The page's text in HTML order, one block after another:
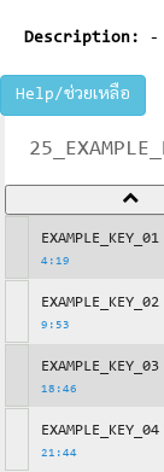
Description: -
Help/ช่วยเหลือ
EXAMPLE_KEY_01
4:19
EXAMPLE_KEY_02
9:53
EXAMPLE_KEY_03
18:46
EXAMPLE_KEY_04
21:44